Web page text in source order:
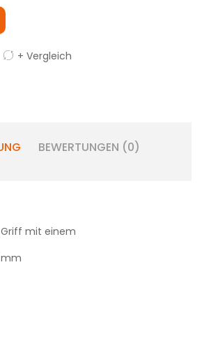
+ Vergleich
BEWERTUNGEN (0)
mit einem
mm